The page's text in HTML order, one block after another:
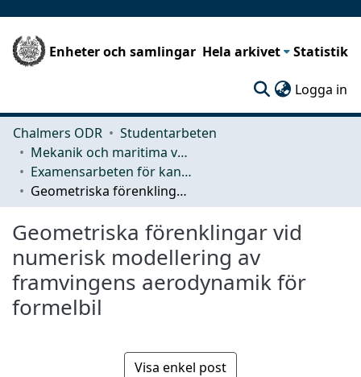
Enheter och samlingar Hela arkivet Statistik
Logga in
Chalmers ODR
Studentarbeten
Mekanik och maritima vetenskaper (M2)
Examensarbeten för kandidatexamen
Geometriska förenklingar vid numerisk modellering av framvingens aerodynamik för formelbil
Geometriska förenklingar vid
numerisk modellering av
framvingens aerodynamik för
formelbil
Visa enkel post